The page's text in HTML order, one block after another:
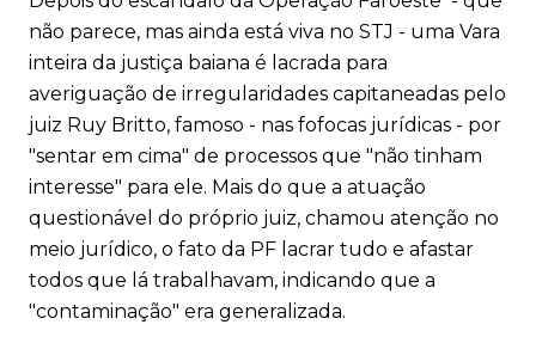
não parece, mas ainda está viva no STJ - uma Vara
inteira da justiça baiana é lacrada para
averiguação de irregularidades capitaneadas pelo
juiz Ruy Britto, famoso - nas fofocas jurídicas - por
"sentar em cima" de processos que "não tinham
interesse" para ele. Mais do que a atuação
questionável do próprio juiz, chamou atenção no
meio jurídico, o fato da PF lacrar tudo e afastar
todos que lá trabalhavam, indicando que a
"contaminação" era generalizada.